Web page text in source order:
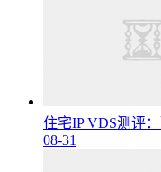
住宅IP VDS测评
08-31